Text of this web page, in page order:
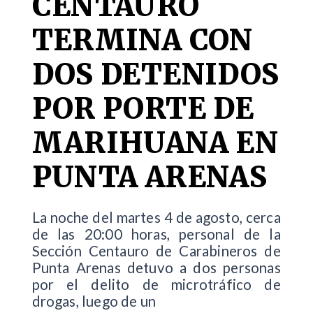
TERMINA CON
DOS DETENIDOS
POR PORTE DE
MARIHUANA EN
PUNTA ARENAS
La noche del martes 4 de agosto, cerca
de las 20:00 horas, personal de la
Sección Centauro de Carabineros de
Punta Arenas detuvo a dos personas
por el delito de microtráfico de
drogas, luego de un